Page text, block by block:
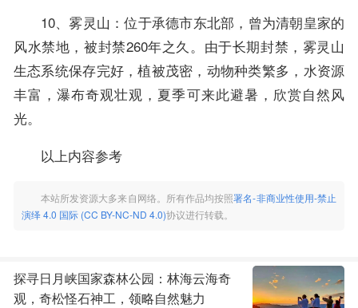
10、雾灵山：位于承德市东北部，曾为清朝皇家的
风水禁地，被封禁260年之久。由于长期封禁，雾灵山
生态系统保存完好，植被茂密，动物种类繁多，水资源
丰富，瀑布奇观壮观，夏季可来此避暑，欣赏自然风
光。
以上内容参考
本站所发资源大多来自网络。所有作品均按照署名-非商业性使用-禁止
演绎 4.0 国际 (CC BY-NC-ND 4.0)协议进行转载。
探寻日月峡国家森林公园：林海云海奇
观，奇松怪石神工，领略自然魅力